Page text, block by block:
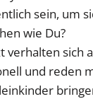
sein, um
wie Du?
verhalten sich
und reden